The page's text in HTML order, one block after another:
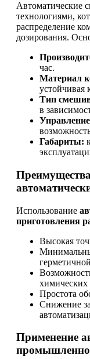
Автоматические
технологиями,
распределение
дозирования.
час.
Материал
устойчивая
Тип
в
Габариты:
Использование
приготовления
Высокая
химических
Простота
Снижение
Применение